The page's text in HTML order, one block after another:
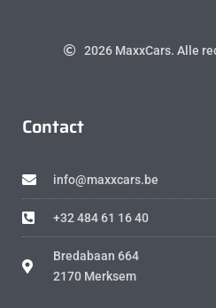
2026 MaxxCars. Alle
Contact
info@maxxcars.be
+32 484 61 16 40
Bredabaan 664
2170 Merksem